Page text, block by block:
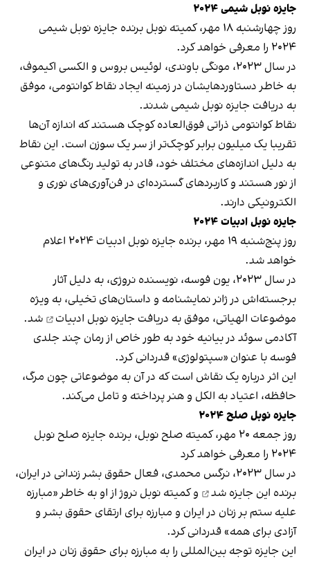
جایزه نوبل شیمی ۲۰۲۴
روز چهارشنبه ۱۸ مهر، کمیته نوبل برنده جایزه نوبل شیمی
۲۰۲۴ را معرفی خواهد کرد.
در سال ۲۰۲۳، مونگی باوندی، لوئیس بروس و الکسی اکیموف،
به خاطر دستاوردهایشان در زمینه ایجاد نقاط کوانتومی، موفق
به دریافت جایزه نوبل شیمی شدند.
نقاط کوانتومی ذراتی فوق‌العاده کوچک هستند که اندازه آن‌ها
تقریبا یک میلیون برابر کوچک‌تر از سر یک سوزن است. این نقاط
به دلیل اندازه‌های مختلف خود، قادر به تولید رنگ‌های متنوعی
از نور هستند و کاربردهای گسترده‌ای در فن‌آوری‌های نوری و
الکترونیکی دارند.
جایزه نوبل ادبیات ۲۰۲۴
روز پنج‌شنبه ۱۹ مهر، برنده جایزه نوبل ادبیات ۲۰۲۴ اعلام
خواهد شد.
در سال ۲۰۲۳، یون فوسه، نویسنده نروژی، به دلیل آثار
برجسته‌اش در ژانر نمایشنامه و داستان‌های تخیلی، به ویژه
موضوعات الهیاتی، موفق به دریافت جایزه نوبل ادبیات
شد.
آکادمی سوئد در بیانیه خود به طور خاص از رمان چند جلدی
فوسه با عنوان «سپتولوژی» قدردانی کرد.
این اثر درباره یک نقاش است که در آن به موضوعاتی چون مرگ،
حافظه، اعتیاد به الکل و هنر پرداخته و تامل می‌کند.
جایزه نوبل صلح ۲۰۲۴
روز جمعه ۲۰ مهر، کمیته صلح نوبل، برنده جایزه صلح نوبل
۲۰۲۴ را معرفی خواهد کرد
در سال ۲۰۲۳، نرگس محمدی، فعال حقوق بشر زندانی در ایران،
برنده این جایزه شد
و کمیته نوبل نروژ از او به خاطر «مبارزه
علیه ستم بر زنان در ایران و مبارزه برای ارتقای حقوق بشر و
آزادی برای همه» قدردانی کرد.
این جایزه توجه بین‌المللی را به مبارزه برای حقوق زنان در ایران